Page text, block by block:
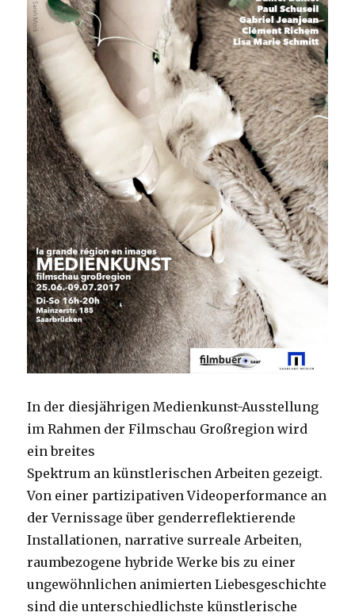
In der diesjährigen Medienkunst-Ausstellung
im Rahmen der Filmschau Großregion wird
ein breites
Spektrum an künstlerischen Arbeiten gezeigt.
Von einer partizipativen Videoperformance an
der Vernissage über genderreflektierende
Installationen, narrative surreale Arbeiten,
raumbezogene hybride Werke bis zu einer
ungewöhnlichen animierten Liebesgeschichte
sind die unterschiedlichste künstlerische